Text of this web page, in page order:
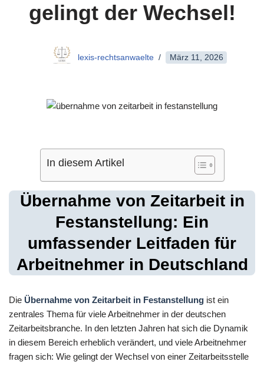
gelingt der Wechsel!
lexis-rechtsanwaelte März 11, 2026
In diesem Artikel
Übernahme von Zeitarbeit in
Festanstellung: Ein
umfassender Leitfaden für
Arbeitnehmer in Deutschland
Die Übernahme von Zeitarbeit in Festanstellung ist ein
zentrales Thema für viele Arbeitnehmer in der deutschen
Zeitarbeitsbranche. In den letzten Jahren hat sich die Dynamik
in diesem Bereich erheblich verändert, und viele Arbeitnehmer
fragen sich: Wie gelingt der Wechsel von einer Zeitarbeitsstelle